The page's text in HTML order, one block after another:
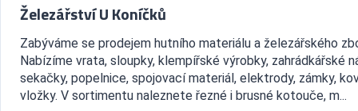
Železářství U Koníčků
Zabýváme se prodejem hutního materiálu a železářského
Nabízíme vrata, sloupky, klempířské výrobky, zahrádkářské
sekačky, popelnice, spojovací materiál, elektrody, zámky,
vložky. V sortimentu naleznete řezné i brusné kotouče, m...